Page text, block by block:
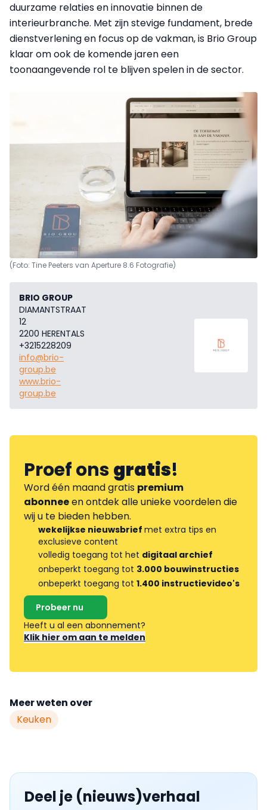
duurzame relaties en innovatie binnen de
interieurbranche. Met zijn stevige fundament, brede
dienstverlening en focus op de vakman, is Brio Group
klaar om ook de komende jaren een
toonaangevende rol te blijven spelen in de sector.
(Foto: Tine Peeters van Aperture 8.6 Fotografie)
BRIO GROUP
DIAMANTSTRAAT
12
2200 HERENTALS
+3215228209
info@brio-
group.be
www.brio-
group.be
Proef onsgratis!
Word één maand gratis premium
abonneeen ontdek alle unieke voordelen die
wij u te bieden hebben.
wekelijkse nieuwsbrief met extra tips en
exclusieve content
volledig toegang tot het digitaal archief
onbeperkt toegang tot 3.000 bouwinstructies
onbeperkt toegang tot 1.400 instructievideo's
Probeer nu
Heeft u al een abonnement?
Klik hier om aan te melden
Meer weten over
Keuken
Deel je (nieuws)verhaal